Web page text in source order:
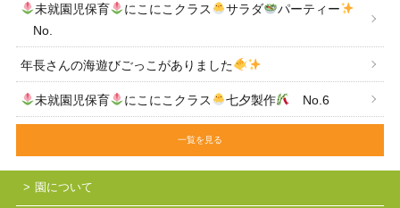
未就園児保育 にこにこクラス サラダ
パーティー
No.
年長さんの海遊びごっこがありました
未就園児保育 にこにこクラス 七夕製作 No.6
一覧を見る
園について